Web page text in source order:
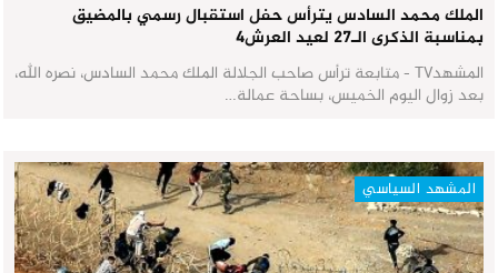
الملك محمد السادس يترأس حفل استقبال رسمي بالمضيق
بمناسبة الذكرى الـ27 لعيد العرش٤
المشهدTV - متابعة ترأس صاحب الجلالة الملك محمد السادس، نصره الله،
بعد زوال اليوم الخميس، بساحة عمالة…
المشهد السياسي